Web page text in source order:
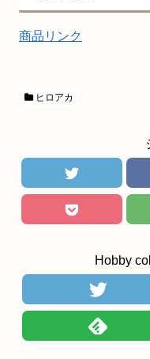
商品リンク
ヒロアカ
Hobby